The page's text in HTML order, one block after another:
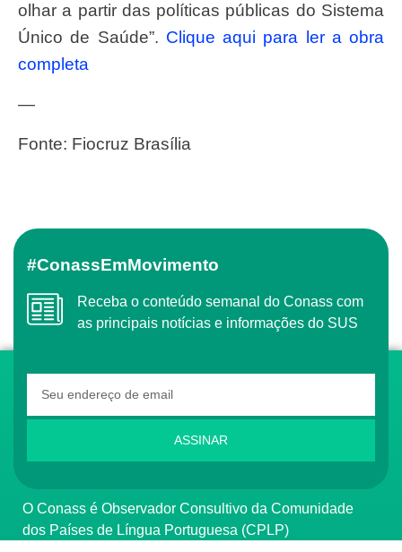
olhar a partir das políticas públicas do Sistema
Único de Saúde”. Clique aqui para ler a obra
completa
—
Fonte: Fiocruz Brasília
#ConassEmMovimento
Receba o conteúdo semanal do Conass com
as principais notícias e informações do SUS
ASSINAR
O Conass é Observador Consultivo da Comunidade
dos Países de Língua Portuguesa (CPLP)